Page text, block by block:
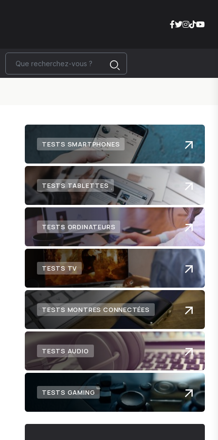
TESTS SMARTPHONES
TESTS TABLETTES
TESTS ORDINATEURS
TESTS TV
TESTS MONTRES CONNECTÉES
TESTS AUDIO
TESTS GAMING